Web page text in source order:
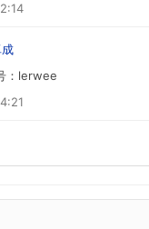
：lerwee